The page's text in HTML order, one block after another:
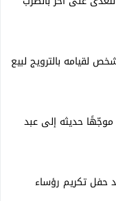
لقيامه بالترويج لبيع
حديثه إلى عبد
حفل تكريم رؤساء